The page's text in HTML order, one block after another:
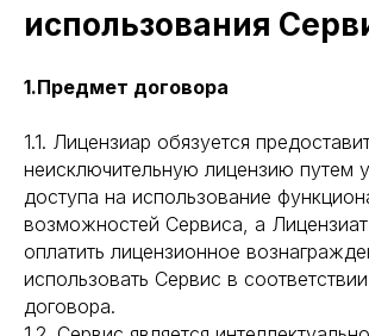
использования
1.Предмет договора
1.1. Лицензиар обязуется
неисключительную лицензию путем
доступа на использование
возможностей Сервиса, а Лицензиат
оплатить лицензионное
использовать Сервис в
договора.